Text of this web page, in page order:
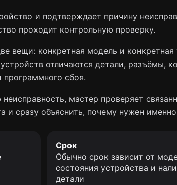
и подтверждает причину
проходит контрольную проверку.
вещи: конкретная модель и
отличаются детали, разъёмы,
программного сбоя.
мастер проверяет
и сразу объяснить, почему нужен
Срок
Обычно срок зависит от
состояния устройства и
детали